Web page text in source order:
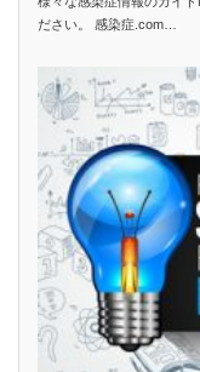
ださい。 感染症.com…